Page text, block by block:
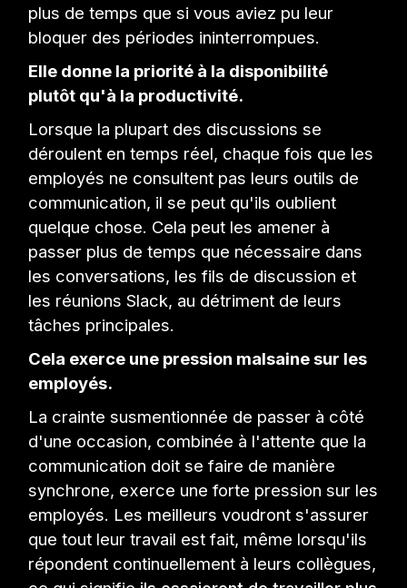
plus de temps que si vous aviez pu leur
bloquer des périodes ininterrompues.
Elle donne la priorité à la disponibilité
plutôt qu'à la productivité.
Lorsque la plupart des discussions se
déroulent en temps réel, chaque fois que les
employés ne consultent pas leurs outils de
communication, il se peut qu'ils oublient
quelque chose. Cela peut les amener à
passer plus de temps que nécessaire dans
les conversations, les fils de discussion et
les réunions Slack, au détriment de leurs
tâches principales.
Cela exerce une pression malsaine sur les
employés.
La crainte susmentionnée de passer à côté
d'une occasion, combinée à l'attente que la
communication doit se faire de manière
synchrone, exerce une forte pression sur les
employés. Les meilleurs voudront s'assurer
que tout leur travail est fait, même lorsqu'ils
répondent continuellement à leurs collègues,